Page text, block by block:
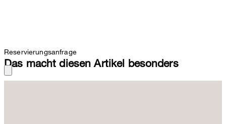
Reservierungsanfrage
Das macht diesen Artikel besonders